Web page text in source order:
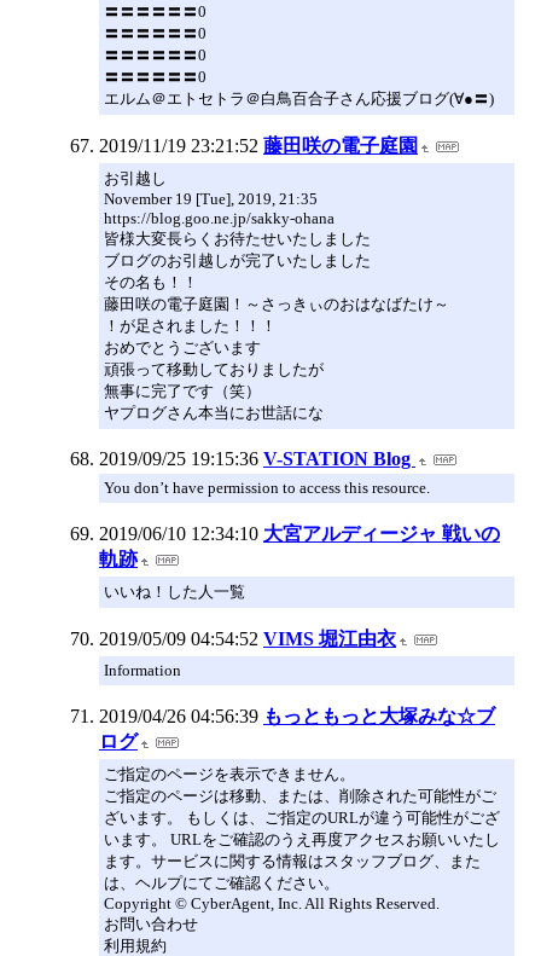
〓〓〓〓〓〓0
〓〓〓〓〓〓0
〓〓〓〓〓〓0
〓〓〓〓〓〓0
エルム＠エトセトラ＠白鳥百合子さん応援ブログ(∀●〓)
2019/11/19 23:21:52 藤田咲の電子庭園
お引越し
November 19 [Tue], 2019, 21:35
https://blog.goo.ne.jp/sakky-ohana
皆様大変長らくお待たせいたしました
ブログのお引越しが完了いたしました
その名も！！
藤田咲の電子庭園！～さっきぃのおはなばたけ～
！が足されました！！！
おめでとうございます
頑張って移動しておりましたが
無事に完了です（笑）
ヤプログさん本当にお世話にな
2019/09/25 19:15:36 V-STATION Blog
You don’t have permission to access this resource.
2019/06/10 12:34:10 大宮アルディージャ 戦いの
軌跡
いいね！した人一覧
2019/05/09 04:54:52 VIMS 堀江由衣
Information
2019/04/26 04:56:39 もっともっと大塚みな☆ブ
ログ
ご指定のページを表示できません。
ご指定のページは移動、または、削除された可能性がご
ざいます。 もしくは、ご指定のURLが違う可能性がござ
います。 URLをご確認のうえ再度アクセスお願いいたし
ます。サービスに関する情報はスタッフブログ、また
は、ヘルプにてご確認ください。
Copyright © CyberAgent, Inc. All Rights Reserved.
お問い合わせ
利用規約